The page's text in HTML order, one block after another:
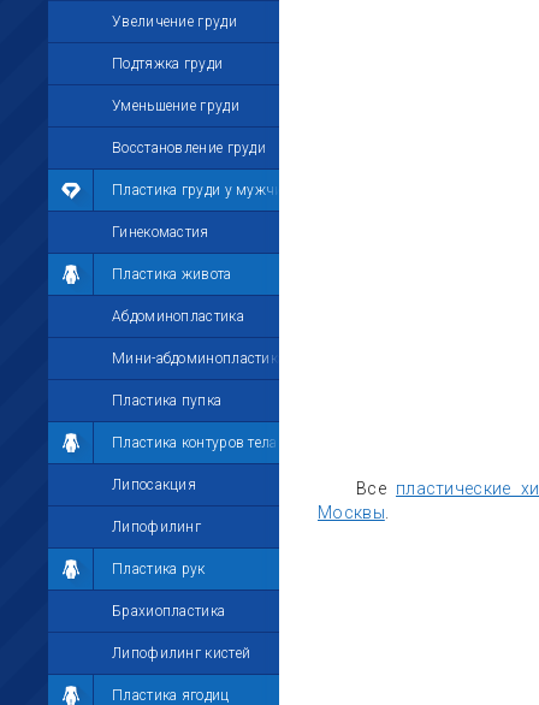
Увеличение груди
Подтяжка груди
Уменьшение груди
Восстановление груди
Пластика груди у мужчин
Гинекомастия
Пластика живота
Абдоминопластика
Мини-абдоминопластика
Пластика пупка
Пластика контуров тела
Липосакция
Липофилинг
Пластика рук
Брахиопластика
Липофилинг кистей
Пластика ягодиц
Все пластические
Москвы